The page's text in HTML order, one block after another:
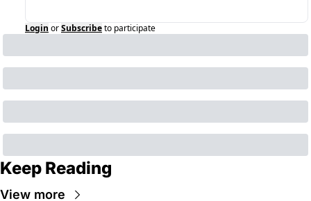
Login orSubscribeto participate
Keep Reading
View more